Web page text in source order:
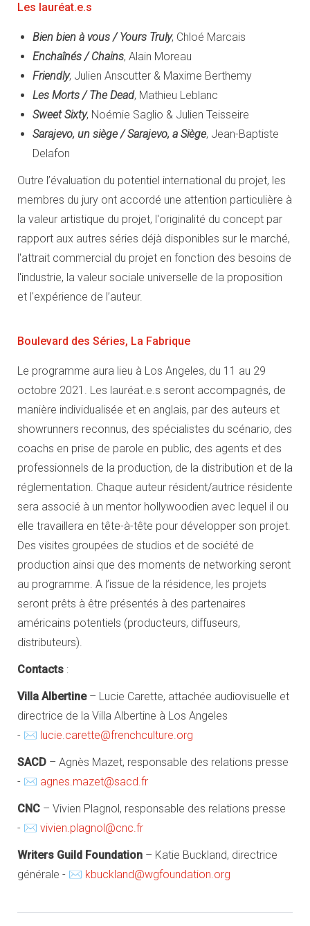
Les lauréat.e.s
Bien bien à vous / Yours Truly, Chloé Marcais
Enchaînés / Chains, Alain Moreau
Friendly, Julien Anscutter & Maxime Berthemy
Les Morts / The Dead, Mathieu Leblanc
Sweet Sixty, Noémie Saglio & Julien Teisseire
Sarajevo, un siège / Sarajevo, a Siège, Jean-Baptiste
Delafon
Outre l’évaluation du potentiel international du projet, les
membres du jury ont accordé une attention particulière à
la valeur artistique du projet, l'originalité du concept par
rapport aux autres séries déjà disponibles sur le marché,
l'attrait commercial du projet en fonction des besoins de
l'industrie, la valeur sociale universelle de la proposition
et l'expérience de l’auteur.
Boulevard des Séries, La Fabrique
Le programme aura lieu à Los Angeles, du 11 au 29
octobre 2021. Les lauréat.e.s seront accompagnés, de
manière individualisée et en anglais, par des auteurs et
showrunners reconnus, des spécialistes du scénario, des
coachs en prise de parole en public, des agents et des
professionnels de la production, de la distribution et de la
réglementation. Chaque auteur résident/autrice résidente
sera associé à un mentor hollywoodien avec lequel il ou
elle travaillera en tête-à-tête pour développer son projet.
Des visites groupées de studios et de société de
production ainsi que des moments de networking seront
au programme. A l’issue de la résidence, les projets
seront prêts à être présentés à des partenaires
américains potentiels (producteurs, diffuseurs,
distributeurs).
Contacts :
Villa Albertine– Lucie Carette, attachée audiovisuelle et
directrice de la Villa Albertine à Los Angeles
- ✉ lucie.carette@frenchculture.org
SACD – Agnès Mazet, responsable des relations presse
- ✉ agnes.mazet@sacd.fr
CNC – Vivien Plagnol, responsable des relations presse
- ✉ vivien.plagnol@cnc.fr
Writers Guild Foundation – Katie Buckland, directrice
générale - ✉ kbuckland@wgfoundation.org